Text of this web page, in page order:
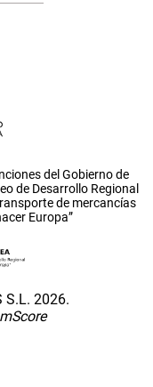
del Gobierno de
de Desarrollo Regional
de mercancías
Europa”
S.L. 2026.